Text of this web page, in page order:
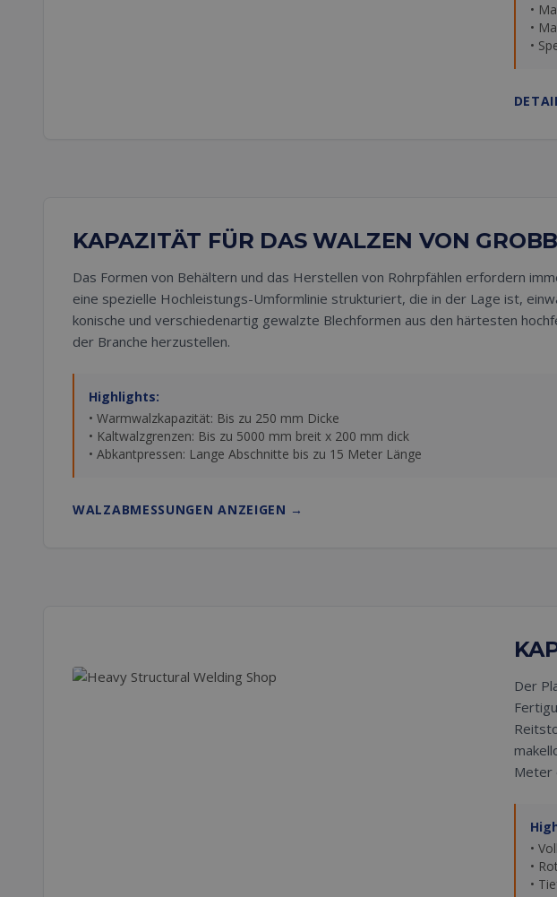
•
•
•
KAPAZITÄT FÜR DAS WALZEN VON
Das Formen von Behältern und das Herstellen von Rohrpfählen erfordern
eine spezielle Hochleistungs-Umformlinie strukturiert, die in der Lage ist,
konische und verschiedenartig gewalzte Blechformen aus den härtesten
der Branche herzustellen.
Highlights:
• Warmwalzkapazität: Bis zu 250 mm Dicke
• Kaltwalzgrenzen: Bis zu 5000 mm breit x 200 mm dick
• Abkantpressen: Lange Abschnitte bis zu 15 Meter Länge
WALZABMESSUNGEN ANZEIGEN →
Der
Meter
•
•
•